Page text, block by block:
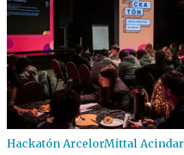
Hackatón ArcelorMittal Acindar